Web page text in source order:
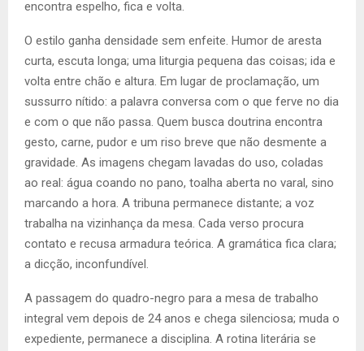
encontra espelho, fica e volta.
O estilo ganha densidade sem enfeite. Humor de aresta
curta, escuta longa; uma liturgia pequena das coisas; ida e
volta entre chão e altura. Em lugar de proclamação, um
sussurro nítido: a palavra conversa com o que ferve no dia
e com o que não passa. Quem busca doutrina encontra
gesto, carne, pudor e um riso breve que não desmente a
gravidade. As imagens chegam lavadas do uso, coladas
ao real: água coando no pano, toalha aberta no varal, sino
marcando a hora. A tribuna permanece distante; a voz
trabalha na vizinhança da mesa. Cada verso procura
contato e recusa armadura teórica. A gramática fica clara;
a dicção, inconfundível.
A passagem do quadro-negro para a mesa de trabalho
integral vem depois de 24 anos e chega silenciosa; muda o
expediente, permanece a disciplina. A rotina literária se